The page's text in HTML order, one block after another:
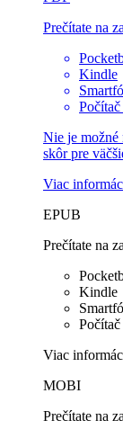
Prečítate na
Kindle
Nie je
skôr pre
Viac
EPUB
Prečítate na
Kindle
Viac
MOBI
Prečítate na